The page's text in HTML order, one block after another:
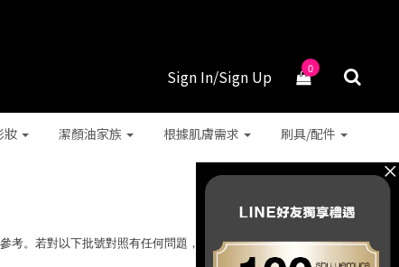
Sign In/Sign Up 0
妝 潔顏油家族 根據肌膚需求
刷具/配件
考。若對以下批號對照有任何問題，